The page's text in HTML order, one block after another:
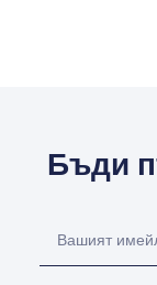
Бъди